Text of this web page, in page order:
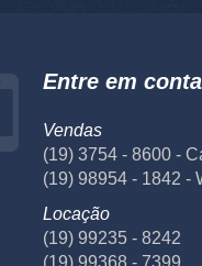
Entre em
Vendas
(19) 3754 - 8600 -
(19) 98954 - 1842 -
Locação
(19) 99235 - 8242
(19) 99368 - 7399